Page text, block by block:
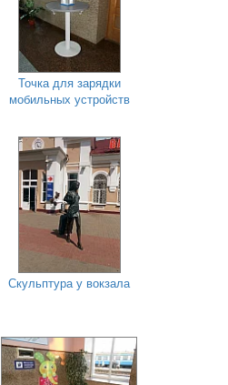
Точка для зарядки
мобильных устройств
Скульптура у вокзала